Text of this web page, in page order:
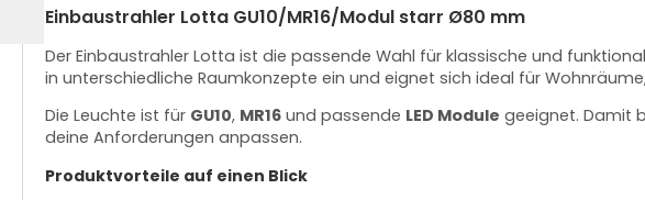
Einbaustrahler Lotta GU10/MR16/Modul starr Ø80 mm
Der Einbaustrahler Lotta ist die passende Wahl für klassische und
in unterschiedliche Raumkonzepte ein und eignet sich ideal für
Die Leuchte ist für GU10, MR16 und passende LED Module geeignet. Damit
deine Anforderungen anpassen.
Produktvorteile auf einen Blick